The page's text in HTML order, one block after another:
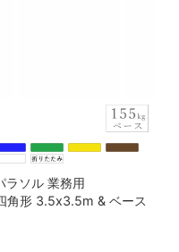
ラソル 業務用
角形 3.5x3.5m & ベース
ット（本体カバー付き）